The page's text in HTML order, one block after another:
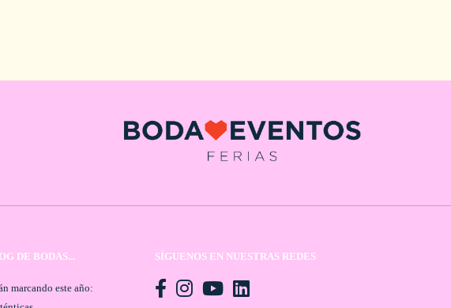
DE BODAS...
marcando este año:
SÍGUENOS EN NUESTRAS REDES